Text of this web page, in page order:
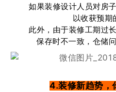
如果装修设计人员对房
以收获预期
此外，由于装修工期过
保存时不一致，仓储
4.装修新趋势，